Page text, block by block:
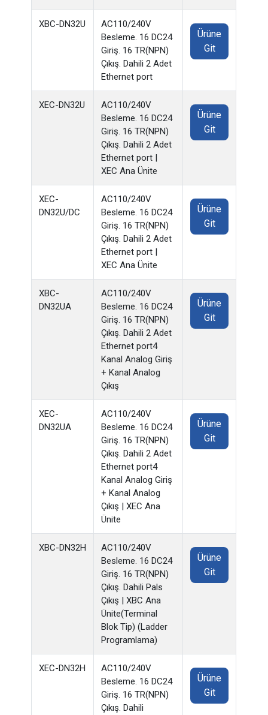
XBC-DN32U
AC110/240V
Besleme. 16 DC24
Giriş. 16 TR(NPN)
Çıkış. Dahili 2 Adet
Ethernet port
Ürüne
Git
XEC-DN32U
AC110/240V
Besleme. 16 DC24
Giriş. 16 TR(NPN)
Çıkış. Dahili 2 Adet
Ethernet port |
XEC Ana Ünite
Ürüne
Git
XEC-
DN32U/DC
AC110/240V
Besleme. 16 DC24
Giriş. 16 TR(NPN)
Çıkış. Dahili 2 Adet
Ethernet port |
XEC Ana Ünite
Ürüne
Git
XBC-
DN32UA
AC110/240V
Besleme. 16 DC24
Giriş. 16 TR(NPN)
Çıkış. Dahili 2 Adet
Ethernet port4
Kanal Analog Giriş
+ Kanal Analog
Çıkış
Ürüne
Git
XEC-
DN32UA
AC110/240V
Besleme. 16 DC24
Giriş. 16 TR(NPN)
Çıkış. Dahili 2 Adet
Ethernet port4
Kanal Analog Giriş
+ Kanal Analog
Çıkış | XEC Ana
Ünite
Ürüne
Git
XBC-DN32H
AC110/240V
Besleme. 16 DC24
Giriş. 16 TR(NPN)
Çıkış. Dahili Pals
Çıkış | XBC Ana
Ünite(Terminal
Blok Tip) (Ladder
Programlama)
Ürüne
Git
XEC-DN32H
AC110/240V
Besleme. 16 DC24
Giriş. 16 TR(NPN)
Çıkış. Dahili
Ürüne
Git